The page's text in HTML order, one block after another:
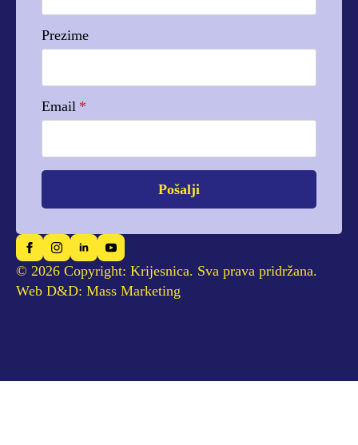
Prezime
Email *
Pošalji
© 2026 Copyright: Krijesnica. Sva prava pridržana.
Web D&D: Mass Marketing